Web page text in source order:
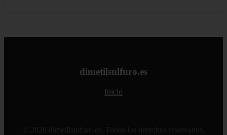
dimetilsulfuro.es
Inicio
© 2026 dimetilsulfuro.es. Todos los derechos reservados.